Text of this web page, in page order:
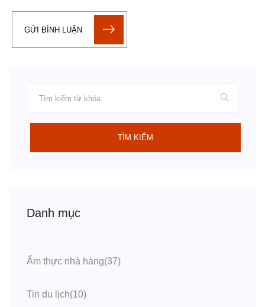
GỬI BÌNH LUẬN
TÌM KIẾM
Danh mục
Ẩm thực nhà hàng(37)
Tin du lịch(10)